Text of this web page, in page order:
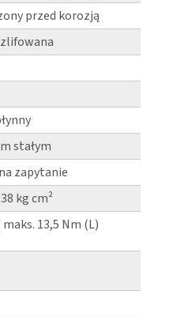
przed korozją
stałym
zapytanie
kg cm²
13,5 Nm (L)